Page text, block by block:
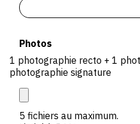
Photos
1 photographie recto + 1
photographie signature
5 fichiers au maximum.